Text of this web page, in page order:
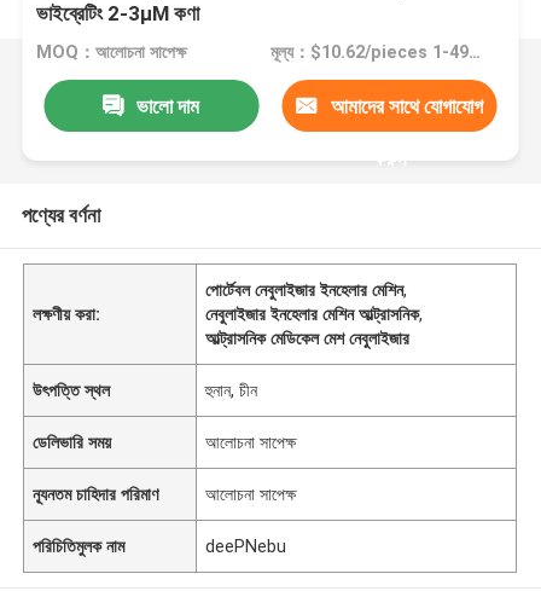
ভাইব্রেটিং 2-3μM কণা
MOQ：আলোচনা সাপেক্ষ মূল্য：$10.62/pieces 1-499 pieces
ভালো দাম আমাদের সাথে যোগাযোগ
করুন
পণ্যের বর্ণনা
লক্ষণীয় করা:
পোর্টেবল নেবুলাইজার ইনহেলার মেশিন,
নেবুলাইজার ইনহেলার মেশিন আল্ট্রাসনিক,
আল্ট্রাসনিক মেডিকেল মেশ নেবুলাইজার
উৎপত্তি স্থল হুনান, চীন
ডেলিভারি সময় আলোচনা সাপেক্ষ
ন্যূনতম চাহিদার পরিমাণ আলোচনা সাপেক্ষ
পরিচিতিমুলক নাম deePNebu